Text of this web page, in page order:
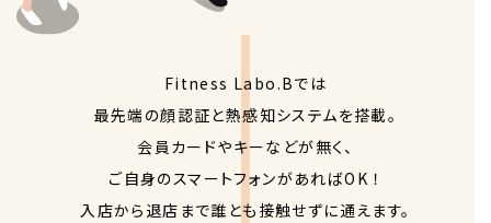
Fitness Labo.Bでは
最先端の顔認証と熱感知システムを搭載。
会員カードやキーなどが無く、
ご自身のスマートフォンがあればOK ！
入店から退店まで誰とも接触せずに通えます。